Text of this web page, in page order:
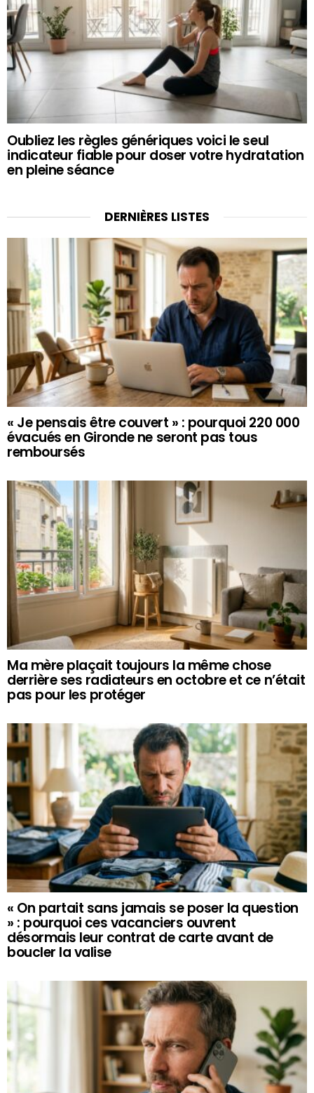
Oubliez les règles génériques voici le seul
indicateur fiable pour doser votre hydratation
en pleine séance
DERNIÈRES LISTES
« Je pensais être couvert » : pourquoi 220 000
évacués en Gironde ne seront pas tous
remboursés
Ma mère plaçait toujours la même chose
derrière ses radiateurs en octobre et ce n’était
pas pour les protéger
« On partait sans jamais se poser la question
» : pourquoi ces vacanciers ouvrent
désormais leur contrat de carte avant de
boucler la valise